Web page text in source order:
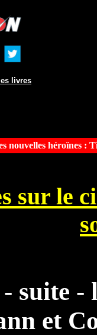
livres
nouvelles héroïnes :
sur le
suite -
et